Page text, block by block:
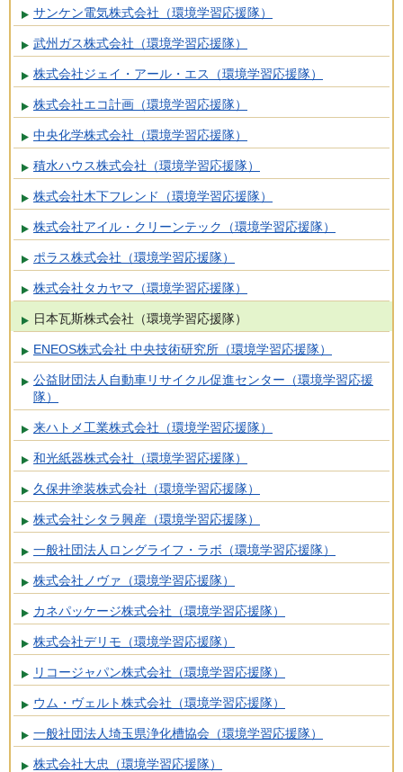
サンケン電気株式会社（環境学習応援隊）
武州ガス株式会社（環境学習応援隊）
株式会社ジェイ・アール・エス（環境学習応援隊）
株式会社エコ計画（環境学習応援隊）
中央化学株式会社（環境学習応援隊）
積水ハウス株式会社（環境学習応援隊）
株式会社木下フレンド（環境学習応援隊）
株式会社アイル・クリーンテック（環境学習応援隊）
ポラス株式会社（環境学習応援隊）
株式会社タカヤマ（環境学習応援隊）
日本瓦斯株式会社（環境学習応援隊）
ENEOS株式会社 中央技術研究所（環境学習応援隊）
公益財団法人自動車リサイクル促進センター（環境学習応援
隊）
来ハトメ工業株式会社（環境学習応援隊）
和光紙器株式会社（環境学習応援隊）
久保井塗装株式会社（環境学習応援隊）
株式会社シタラ興産（環境学習応援隊）
一般社団法人ロングライフ・ラボ（環境学習応援隊）
株式会社ノヴァ（環境学習応援隊）
カネパッケージ株式会社（環境学習応援隊）
株式会社デリモ（環境学習応援隊）
リコージャパン株式会社（環境学習応援隊）
ウム・ヴェルト株式会社（環境学習応援隊）
一般社団法人埼玉県浄化槽協会（環境学習応援隊）
株式会社大忠（環境学習応援隊）